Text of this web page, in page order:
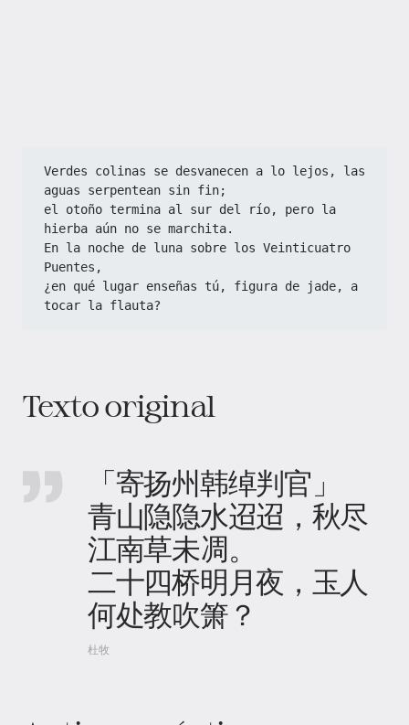
Verdes colinas se desvanecen a lo lejos, las
aguas serpentean sin fin;
el otoño termina al sur del río, pero la
hierba aún no se marchita.
En la noche de luna sobre los Veinticuatro
Puentes,
¿en qué lugar enseñas tú, figura de jade, a
tocar la flauta?
Texto original
「寄扬州韩绰判官」
青山隐隐水迢迢，秋尽
江南草未凋。
二十四桥明月夜，玉人
何处教吹箫？
杜牧